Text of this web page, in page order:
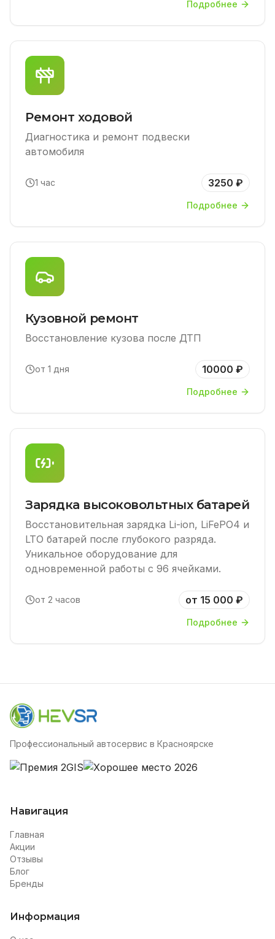
Подробнее
Ремонт ходовой
Диагностика и ремонт подвески
автомобиля
1 час 3250 ₽
Подробнее
Кузовной ремонт
Восстановление кузова после ДТП
от 1 дня 10000 ₽
Подробнее
Зарядка высоковольтных батарей
Восстановительная зарядка Li-ion, LiFePO4 и
LTO батарей после глубокого разряда.
Уникальное оборудование для
одновременной работы с 96 ячейками.
от 2 часов от 15 000 ₽
Подробнее
Профессиональный автосервис в Красноярске
Навигация
Главная
Акции
Отзывы
Блог
Бренды
Информация